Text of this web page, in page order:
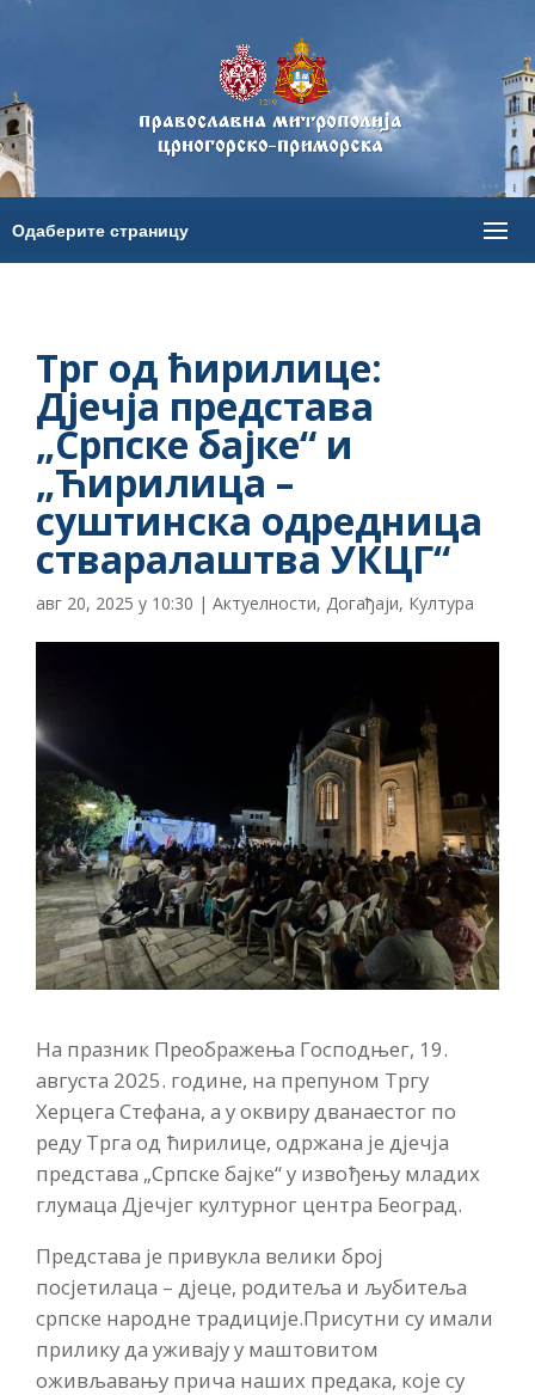
Трг од ћирилице:
Дјечја представа
„Српске бајке“ и
„Ћирилица –
суштинска одредница
стваралаштва УКЦГ“
авг 20, 2025 у 10:30 | Актуелности, Догађаји, Култура
На празник Преображења Господњег, 19.
августа 2025. године, на препуном Тргу
Херцега Стефана, а у оквиру дванаестог по
реду Трга од ћирилице, одржана је дјечја
представа „Српске бајке“ у извођењу младих
глумаца Дјечјег културног центра Београд.
Представа је привукла велики број
посјетилаца – дјеце, родитеља и љубитеља
српске народне традиције.Присутни су имали
прилику да уживају у маштовитом
оживљавању прича наших предака, које су